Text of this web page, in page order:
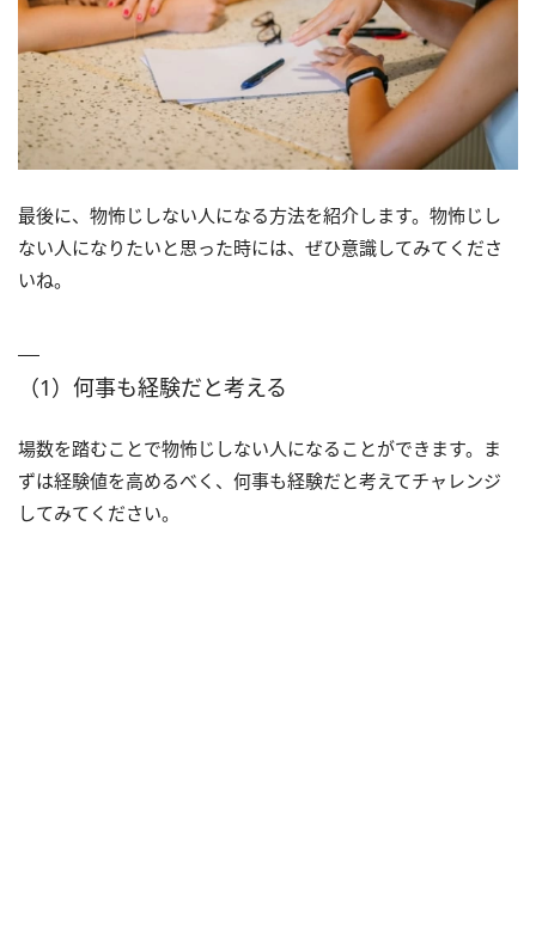
最後に、物怖じしない人になる方法を紹介します。物怖じし
ない人になりたいと思った時には、ぜひ意識してみてくださ
いね。
（1）何事も経験だと考える
場数を踏むことで物怖じしない人になることができます。ま
ずは経験値を高めるべく、何事も経験だと考えてチャレンジ
してみてください。